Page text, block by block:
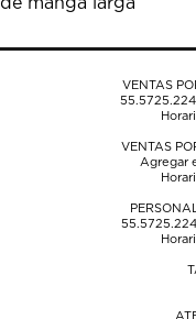
envío.envío.envío.envío.
VENTAS
VENTAS
Agregar